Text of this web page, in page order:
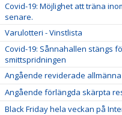
Covid-19: Möjlighet att träna
senare.
Varulotteri - Vinstlista
Covid-19: Sånnahallen stängs
smittspridningen
Angående reviderade
Angående förlängda skärpta
Black Friday hela veckan på